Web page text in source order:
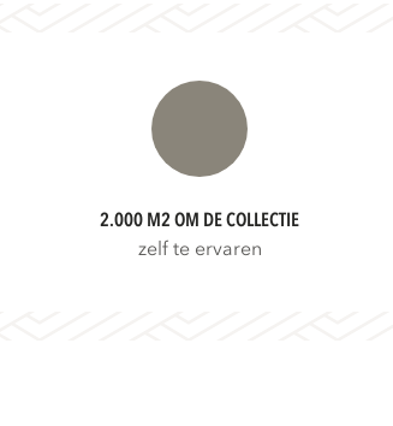
2.000 M2 OM DE COLLECTIE
zelf te ervaren